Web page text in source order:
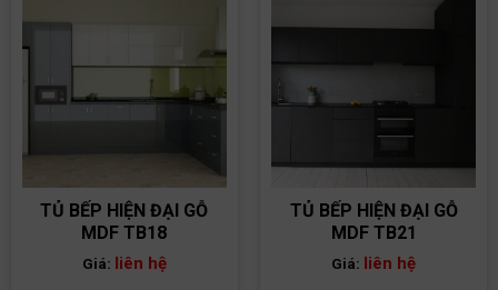
TỦ BẾP HIỆN ĐẠI GỖ
MDF TB18
Giá: liên hệ
TỦ BẾP HIỆN ĐẠI GỖ
MDF TB21
Giá: liên hệ